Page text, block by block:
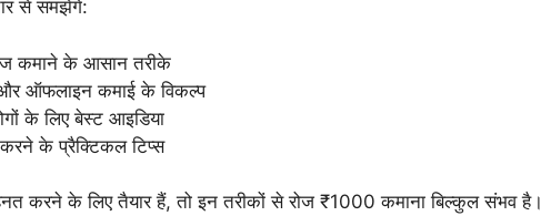
से समझेंगे:
कमाने के आसान तरीके
ऑफलाइन कमाई के विकल्प
के लिए बेस्ट आइडिया
के प्रैक्टिकल टिप्स
करने के लिए तैयार हैं, तो इन तरीकों से रोज ₹1000 कमाना बिल्कुल संभव है।